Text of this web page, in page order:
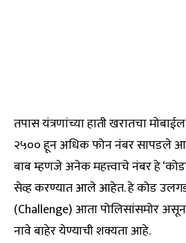
तपास यंत्रणांच्या हाती खरातचा
२५०० हून अधिक फोन नंबर सापडले
बाब म्हणजे अनेक महत्त्वाचे नंबर हे
सेव्ह करण्यात आले आहेत. हे कोड
(Challenge) आता पोलिसांसमोर
नावे बाहेर येण्याची शक्यता आहे.